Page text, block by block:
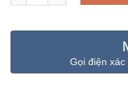
Gọi điện